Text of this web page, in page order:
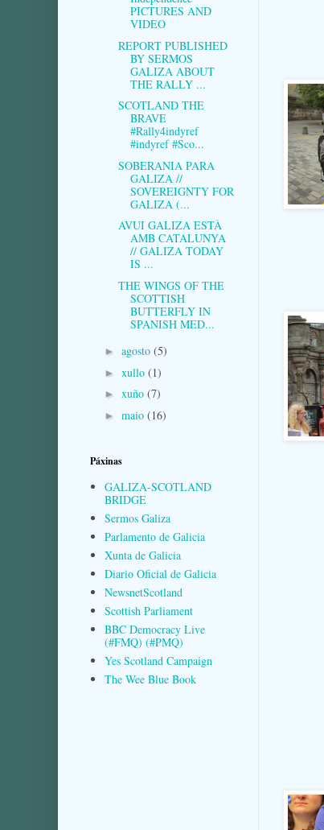
PICTURES AND
VIDEO
REPORT PUBLISHED
BY SERMOS
GALIZA ABOUT
THE RALLY ...
SCOTLAND THE
BRAVE
#Rally4indyref
#indyref #Sco...
SOBERANIA PARA
GALIZA //
SOVEREIGNTY FOR
GALIZA (...
AVUI GALIZA ESTÀ
AMB CATALUNYA
// GALIZA TODAY
IS ...
THE WINGS OF THE
SCOTTISH
BUTTERFLY IN
SPANISH MED...
► agosto (5)
► xullo (1)
► xuño (7)
► maio (16)
Páxinas
GALIZA-SCOTLAND
BRIDGE
Sermos Galiza
Parlamento de Galicia
Xunta de Galicia
Diario Oficial de Galicia
NewsnetScotland
Scottish Parliament
BBC Democracy Live
(#FMQ) (#PMQ)
Yes Scotland Campaign
The Wee Blue Book